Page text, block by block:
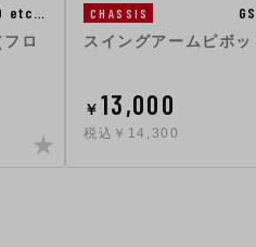
etc…
ロ
CHASSIS
スイングアームピボ
￥ 13,000
税込￥14,300